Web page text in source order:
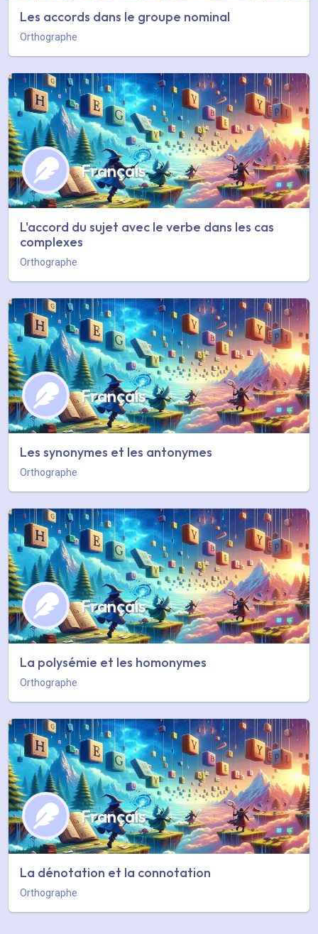
Les accords dans le groupe nominal
Orthographe
Français
L'accord du sujet avec le verbe dans les cas
complexes
Orthographe
Français
Les synonymes et les antonymes
Orthographe
Français
La polysémie et les homonymes
Orthographe
Français
La dénotation et la connotation
Orthographe